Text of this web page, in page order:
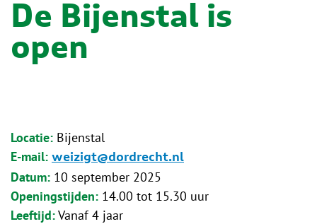
De Bijenstal is
open
Locatie Bijenstal
E-mail weizigt@dordrecht.nl
Datum 10 september 2025
Openingstijden 14.00 tot 15.30 uur
Leeftijd Vanaf 4 jaar